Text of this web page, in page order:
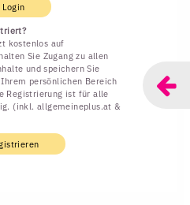
Login
kostenlos auf
Sie Zugang zu allen
und speichern Sie
persönlichen Bereich
Registrierung ist für alle
(inkl. allgemeineplus.at &